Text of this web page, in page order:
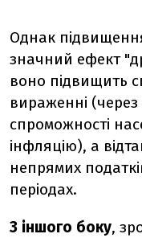
Однак
значний ефект
воно підвищить
вираженні (через
спроможності
інфляцію), а
непрямих
періодах.
З іншого боку,